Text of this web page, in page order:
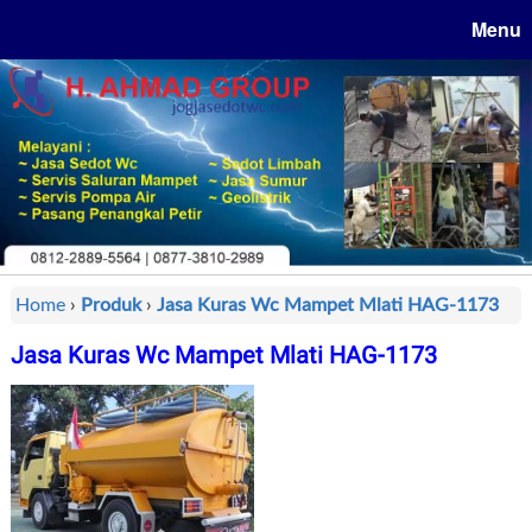
Menu
Home › Produk › Jasa Kuras Wc Mampet Mlati HAG-1173
Jasa Kuras Wc Mampet Mlati HAG-1173